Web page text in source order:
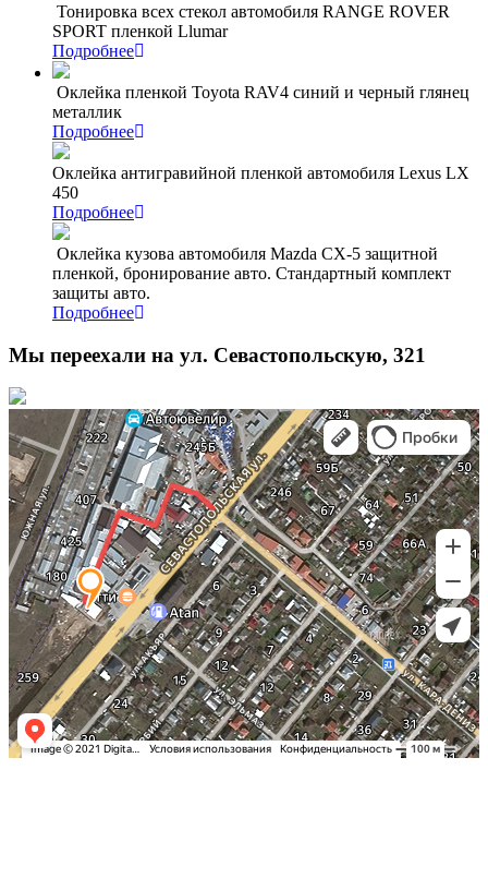
Тонировка всех стекол автомобиля RANGE ROVER
SPORT пленкой Llumar
Подробнее
Оклейка пленкой Toyota RAV4 синий и черный глянец
металлик
Подробнее
Оклейка антигравийной пленкой автомобиля Lexus LX
450
Подробнее
Оклейка кузова автомобиля Mazda CX-5 защитной
пленкой, бронирование авто. Стандартный комплект
защиты авто.
Подробнее
Мы переехали на ул. Севастопольскую, 321